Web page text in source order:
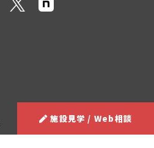
施設見学 / Web相談